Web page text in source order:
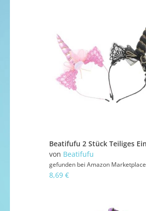
von Beatifufu
gefunden bei Amazon Marketplace
8,69 €